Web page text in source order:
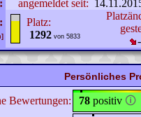
angemeldet seit:
Platz:
1292 von 5833
Persönliches
Bewertungen: 78 positiv 🛈